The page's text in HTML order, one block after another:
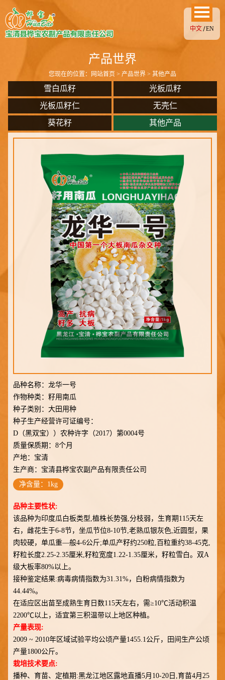
中文 EN
产品世界
您现在的位置： 网站首页 > 产品世界 > 其他产品
雪白瓜籽
光板瓜籽
光板瓜籽仁
无壳仁
葵花籽
其他产品
品种名称： 龙华一号
作物种类： 籽用南瓜
种子类别： 大田用种
种子生产经营许可证编号：
D（黑双宝））农种许字（2017）第0004号
质量保质期： 8个月
产地： 宝清
生产商： 宝清县桦宝农副产品有限责任公司
净含量：1kg
品种主要性状:
该品种为印度瓜白板类型,植株长势强,分枝弱，生育期115天左
右，雌花生于6-8节，坐瓜节位8-10节,老熟瓜银灰色,近圆型，果
肉较硬，单瓜重—般4-6公斤;单瓜产籽约250粒,百粒重约38-45克,
籽粒长度2.25-2.35厘米,籽粒宽度1.22-1.35厘米，籽粒雪白。双A
级大板率80%以上。
接种鉴定结果:病毒病情指数为31.31%，白粉病情指数为
44.44%。
在适应区出苗至成熟生育日数115天左右，需≥10℃活动积温
2200℃以上，适宜第三积温带以上地区种植。
产量表现:
2009 ~ 2010年区域试验平均公顷产量1455.1公斤，田间生产公顷
产量1800公斤。
栽培技术要点:
播种、育苗、定植期:黑龙江地区露地直播5月10-20日,育苗4月25